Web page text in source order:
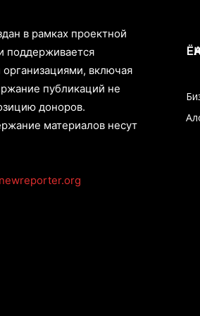
в рамках проектной
поддерживается
включая
публикаций не
доноров.
материалов несут